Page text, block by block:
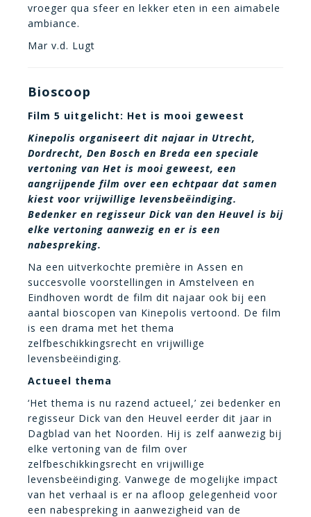
vroeger qua sfeer en lekker eten in een aimabele
ambiance.
Mar v.d. Lugt
Bioscoop
Film 5 uitgelicht: Het is mooi geweest
Kinepolis organiseert dit najaar in Utrecht,
Dordrecht, Den Bosch en Breda een speciale
vertoning van Het is mooi geweest, een
aangrijpende film over een echtpaar dat samen
kiest voor vrijwillige levensbeëindiging.
Bedenker en regisseur Dick van den Heuvel is bij
elke vertoning aanwezig en er is een
nabespreking.
Na een uitverkochte première in Assen en
succesvolle voorstellingen in Amstelveen en
Eindhoven wordt de film dit najaar ook bij een
aantal bioscopen van Kinepolis vertoond. De film
is een drama met het thema
zelfbeschikkingsrecht en vrijwillige
levensbeëindiging.
Actueel thema
‘Het thema is nu razend actueel,’ zei bedenker en
regisseur Dick van den Heuvel eerder dit jaar in
Dagblad van het Noorden. Hij is zelf aanwezig bij
elke vertoning van de film over
zelfbeschikkingsrecht en vrijwillige
levensbeëindiging. Vanwege de mogelijke impact
van het verhaal is er na afloop gelegenheid voor
een nabespreking in aanwezigheid van de